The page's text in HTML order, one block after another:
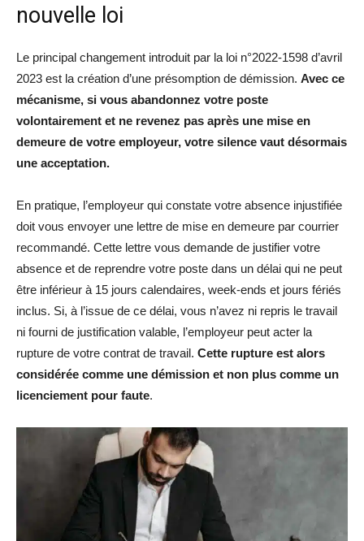
nouvelle loi
Le principal changement introduit par la loi n°2022-1598 d’avril
2023 est la création d’une présomption de démission. Avec ce
mécanisme, si vous abandonnez votre poste
volontairement et ne revenez pas après une mise en
demeure de votre employeur, votre silence vaut désormais
une acceptation.
En pratique, l’employeur qui constate votre absence injustifiée
doit vous envoyer une lettre de mise en demeure par courrier
recommandé. Cette lettre vous demande de justifier votre
absence et de reprendre votre poste dans un délai qui ne peut
être inférieur à 15 jours calendaires, week-ends et jours fériés
inclus. Si, à l’issue de ce délai, vous n’avez ni repris le travail
ni fourni de justification valable, l’employeur peut acter la
rupture de votre contrat de travail. Cette rupture est alors
considérée comme une démission et non plus comme un
licenciement pour faute.